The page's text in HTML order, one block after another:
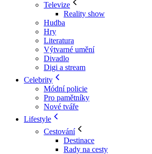
Televize
Reality show
Hudba
Hry
Literatura
Výtvarné umění
Divadlo
Digi a stream
Celebrity
Módní policie
Pro pamětníky
Nové tváře
Lifestyle
Cestování
Destinace
Rady na cesty